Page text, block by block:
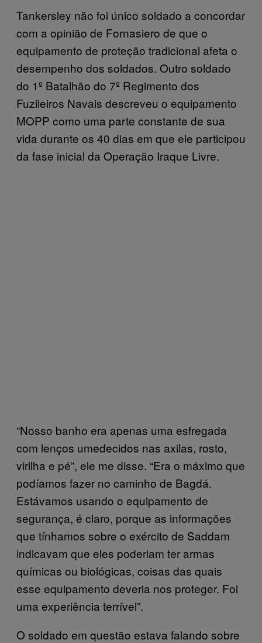
Tankersley não foi único soldado a concordar
com a opinião de Fornasiero de que o
equipamento de proteção tradicional afeta o
desempenho dos soldados. Outro soldado
do 1º Batalhão do 7º Regimento dos
Fuzileiros Navais descreveu o equipamento
MOPP como uma parte constante de sua
vida durante os 40 dias em que ele participou
da fase inicial da Operação Iraque Livre.
“Nosso banho era apenas uma esfregada
com lenços umedecidos nas axilas, rosto,
virilha e pé”, ele me disse. “Era o máximo que
podíamos fazer no caminho de Bagdá.
Estávamos usando o equipamento de
segurança, é claro, porque as informações
que tínhamos sobre o exército de Saddam
indicavam que eles poderiam ter armas
químicas ou biológicas, coisas das quais
esse equipamento deveria nos proteger. Foi
uma experiência terrível”.
O soldado em questão estava falando sobre